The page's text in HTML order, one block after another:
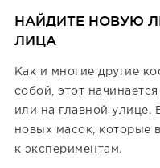
НАЙДИТЕ НОВУЮ
ЛИЦА
Как и многие другие
собой, этот
или на главной улице.
новых масок, которые
к экспериментам.